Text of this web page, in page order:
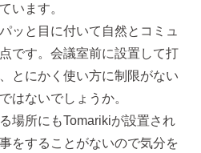
います。
ッと目に付いて自然とコミュ
です。会議室前に設置して打
とにかく使い方に制限がない
はないでしょうか。
場所にもTomarikiが設置され
をすることがないので気分を